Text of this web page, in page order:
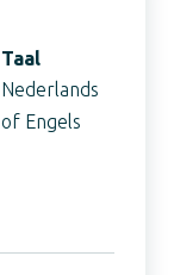
Taal
Nederlands
of Engels